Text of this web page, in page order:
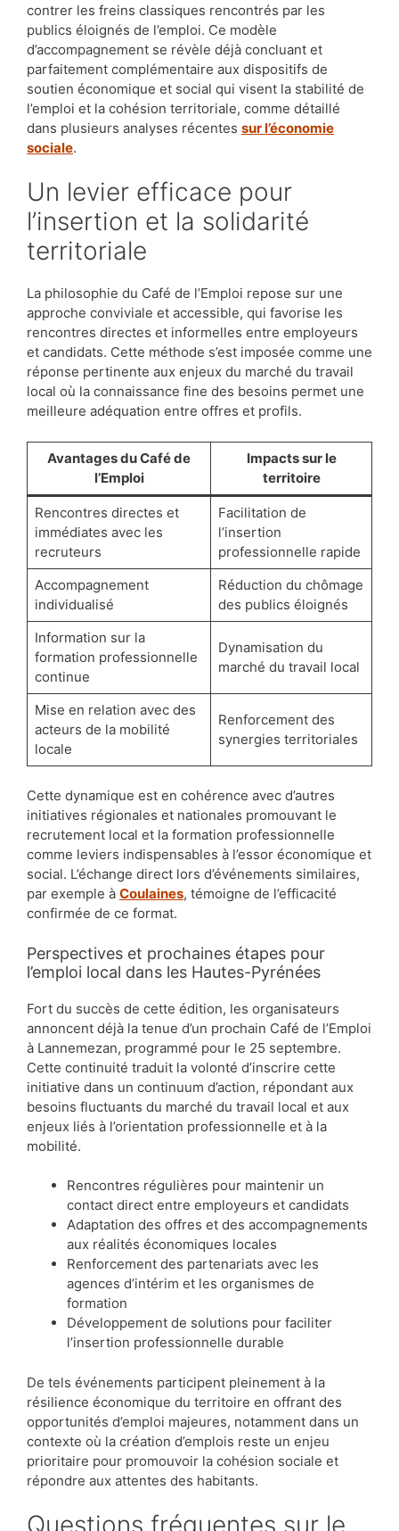
contrer les freins classiques rencontrés par les
publics éloignés de l’emploi. Ce modèle
d’accompagnement se révèle déjà concluant et
parfaitement complémentaire aux dispositifs de
soutien économique et social qui visent la stabilité de
l’emploi et la cohésion territoriale, comme détaillé
dans plusieurs analyses récentes sur l’économie
sociale.
Un levier efficace pour
l’insertion et la solidarité
territoriale
La philosophie du Café de l’Emploi repose sur une
approche conviviale et accessible, qui favorise les
rencontres directes et informelles entre employeurs
et candidats. Cette méthode s’est imposée comme une
réponse pertinente aux enjeux du marché du travail
local où la connaissance fine des besoins permet une
meilleure adéquation entre offres et profils.
Avantages du Café de
l’Emploi
Impacts sur le
territoire
Rencontres directes et
immédiates avec les
recruteurs
Facilitation de
l’insertion
professionnelle rapide
Accompagnement
individualisé
Réduction du chômage
des publics éloignés
Information sur la
formation professionnelle
continue
Dynamisation du
marché du travail local
Mise en relation avec des
acteurs de la mobilité
locale
Renforcement des
synergies territoriales
Cette dynamique est en cohérence avec d’autres
initiatives régionales et nationales promouvant le
recrutement local et la formation professionnelle
comme leviers indispensables à l’essor économique et
social. L’échange direct lors d’événements similaires,
par exemple à Coulaines, témoigne de l’efficacité
confirmée de ce format.
Perspectives et prochaines étapes pour
l’emploi local dans les Hautes-Pyrénées
Fort du succès de cette édition, les organisateurs
annoncent déjà la tenue d’un prochain Café de l’Emploi
à Lannemezan, programmé pour le 25 septembre.
Cette continuité traduit la volonté d’inscrire cette
initiative dans un continuum d’action, répondant aux
besoins fluctuants du marché du travail local et aux
enjeux liés à l’orientation professionnelle et à la
mobilité.
Rencontres régulières pour maintenir un
contact direct entre employeurs et candidats
Adaptation des offres et des accompagnements
aux réalités économiques locales
Renforcement des partenariats avec les
agences d’intérim et les organismes de
formation
Développement de solutions pour faciliter
l’insertion professionnelle durable
De tels événements participent pleinement à la
résilience économique du territoire en offrant des
opportunités d’emploi majeures, notamment dans un
contexte où la création d’emplois reste un enjeu
prioritaire pour promouvoir la cohésion sociale et
répondre aux attentes des habitants.